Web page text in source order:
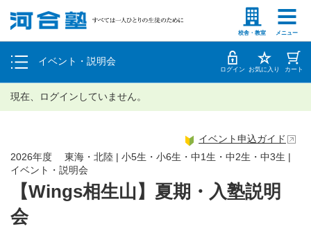
校舎・教室 メニュー
塾生の方 高等学校の先生
イベント・説明会
個別相談
体験授業 ログイン お気に入り カート
現在、ログインしていません。
【Wings相生山】夏期・入塾説明
会
2026年度 東海・北陸 | 小5生・小6生・中1生・中2生・中3生 |
イベント・説明会
イベント申込ガイド